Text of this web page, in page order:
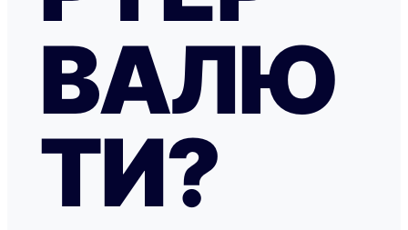
ВАЛЮ
ТИ?